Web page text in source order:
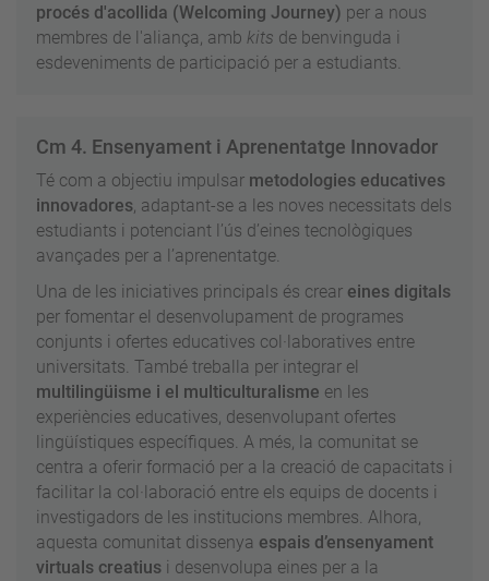
procés d'acollida (Welcoming Journey) per a nous
membres de l'aliança, amb kits de benvinguda i
esdeveniments de participació per a estudiants.
Cm 4. Ensenyament i Aprenentatge Innovador
Té com a objectiu impulsar metodologies educatives
innovadores, adaptant-se a les noves necessitats dels
estudiants i potenciant l’ús d’eines tecnològiques
avançades per a l’aprenentatge.
Una de les iniciatives principals és crear eines digitals
per fomentar el desenvolupament de programes
conjunts i ofertes educatives col·laboratives entre
universitats. També treballa per integrar el
multilingüisme i el multiculturalisme en les
experiències educatives, desenvolupant ofertes
lingüístiques específiques. A més, la comunitat se
centra a oferir formació per a la creació de capacitats i
facilitar la col·laboració entre els equips de docents i
investigadors de les institucions membres. Alhora,
aquesta comunitat dissenya espais d’ensenyament
virtuals creatius i desenvolupa eines per a la